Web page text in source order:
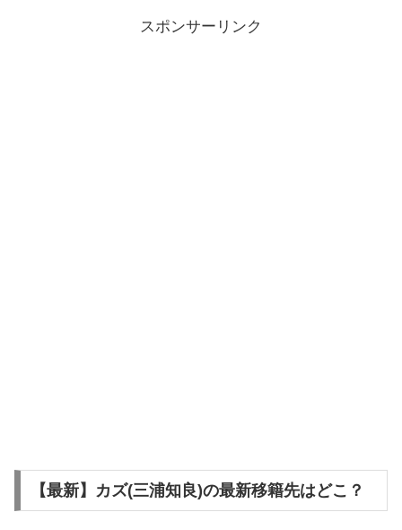
スポンサーリンク
【最新】カズ(三浦知良)の最新移籍先はどこ？